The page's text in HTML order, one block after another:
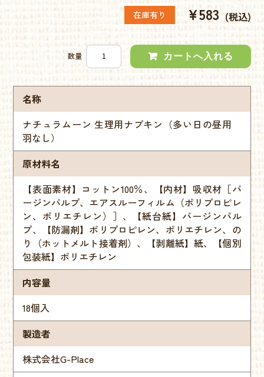
在庫有り ¥583 (税込)
数量
名称
ナチュラムーン 生理用ナプキン（多い日の昼用
羽なし）
原材料名
【表面素材】コットン100％、【内材】吸収材［バ
ージンパルプ、エアスルーフィルム（ポリプロピレ
ン、ポリエチレン）］、【紙台紙】バージンパル
プ、【防漏剤】ポリプロピレン、ポリエチレン、の
り（ホットメルト接着剤）、【剥離紙】紙、【個別
包装紙】ポリエチレン
内容量
18個入
製造者
株式会社G-Place